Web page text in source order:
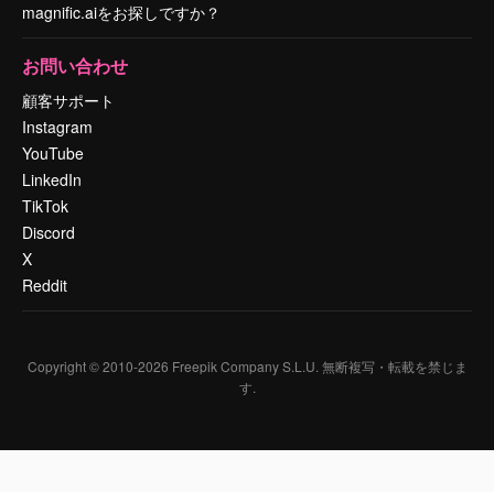
magnific.aiをお探しですか？
お問い合わせ
顧客サポート
Instagram
YouTube
LinkedIn
TikTok
Discord
X
Reddit
Copyright © 2010-2026 Freepik Company S.L.U. 無断複写・転載を禁じま
す.